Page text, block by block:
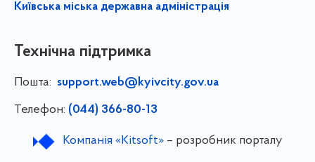
Київська міська державна адміністрація
Технічна підтримка
Пошта: support.web@kyivcity.gov.ua
Телефон: (044) 366-80-13
Компанія «Kitsoft»– розробник порталу